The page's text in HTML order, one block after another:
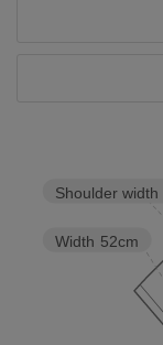
Width 52cm
Shoulder width